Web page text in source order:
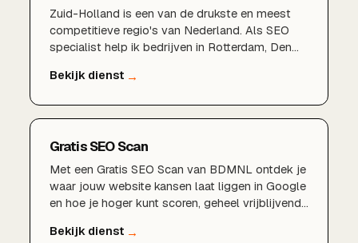
Zuid-Holland is een van de drukste en meest
competitieve regio's van Nederland. Als SEO
specialist help ik bedrijven in Rotterdam, Den
van de provincie om structureel beter vindbaar
Gratis SEO Scan
Met een Gratis SEO Scan van BDMNL ontdek je
waar jouw website kansen laat liggen in Google
en hoe je hoger kunt scoren, geheel vrijblijvend